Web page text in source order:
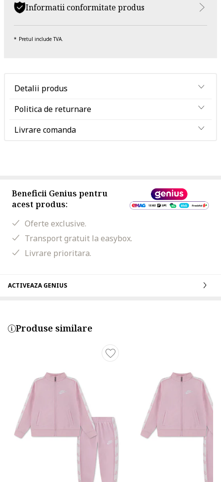
Informatii conformitate produs
Pretul include TVA.
Detalii produs
Politica de returnare
Livrare comanda
Beneficii Genius pentru
acest produs:
Oferte exclusive.
Transport gratuit la easybox.
Livrare prioritara.
ACTIVEAZA GENIUS
Produse similare